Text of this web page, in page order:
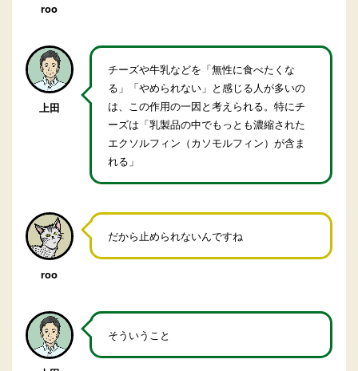
roo
上田
チーズや牛乳などを「無性に食べたくな
る」「やめられない」と感じる人が多いの
は、この作用の一因と考えられる。特にチ
ーズは「乳製品の中でもっとも濃縮された
エクソルフィン（カソモルフィン）が含ま
れる」
roo
だから止められないんですね
そういうこと